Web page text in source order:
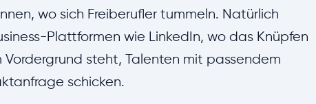
wo sich Freiberufler tummeln. Natürlich
Plattformen wie LinkedIn, wo das Knüpfen
steht, Talenten mit passendem
schicken.